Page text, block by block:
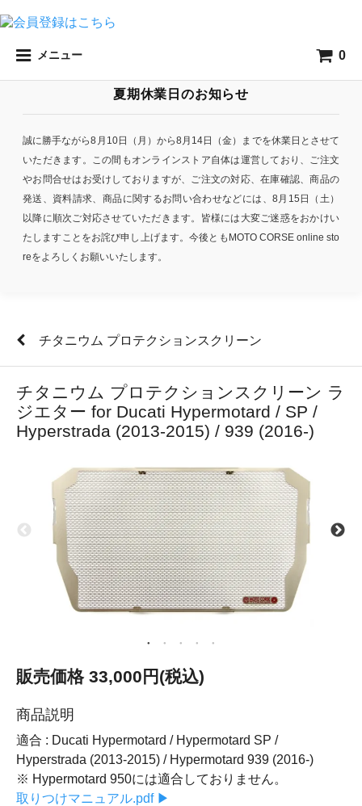
メニュー 0
夏期休業日のお知らせ
誠に勝手ながら8月10日（月）から8月14日（金）までを休業日とさせて
いただきます。この間もオンラインストア自体は運営しており、ご注文
やお問合せはお受けしておりますが、ご注文の対応、在庫確認、商品の
発送、資料請求、商品に関するお問い合わせなどには、8月15日（土）
以降に順次ご対応させていただきます。皆様には大変ご迷惑をおかけい
たしますことをお詫び申し上げます。今後ともMOTO CORSE online sto
reをよろしくお願いいたします。
チタニウム プロテクションスクリーン
チタニウム プロテクションスクリーン ラ
ジエター for Ducati Hypermotard / SP /
Hyperstrada (2013-2015) / 939 (2016-)
販売価格 33,000円(税込)
商品説明
適合 : Ducati Hypermotard / Hypermotard SP /
Hyperstrada (2013-2015) / Hypermotard 939 (2016-)
※ Hypermotard 950には適合しておりません。
取りつけマニュアル.pdf ▶